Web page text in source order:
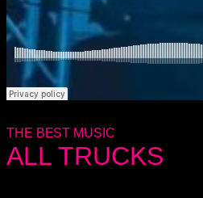
THE BEST MUSIC
ALL TRUCKS